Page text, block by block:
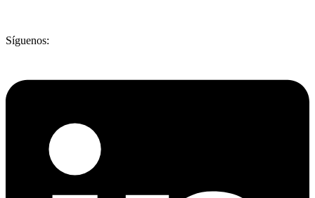
Síguenos: